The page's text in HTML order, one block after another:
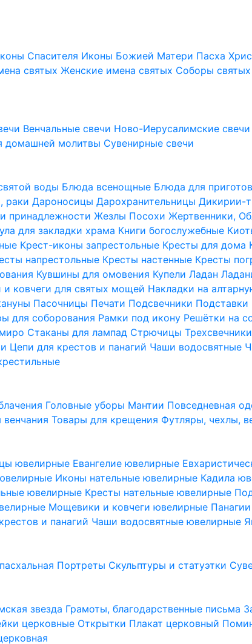
Спасителя Иконы Божией Матери Пасха
святыхЖенские имена святых Соборы святых
Венчальные свечи Ново-Иерусалимские свечи
домашней молитвы Сувенирные свечи
воды Блюда всенощные Блюда для
ракиДароносицыДарохранительницыДикирии-
принадлежностиЖезлы ПосохиЖертвенники,
для закладки храма Книги богослужебные
Крест-иконы запрестольные Кресты для дома
напрестольные Кресты настенные Кресты
Кувшины для омовения КупелиЛадан
ковчеги для святых мощей Накладки на
Пасочницы Печати Подсвечники Подставки
для соборования Рамки под икону Решётки на
Стаканы для лампад Стрючицы
Цепи для крестов и панагий Чаши водосвятные
Головные уборы Мантии Повседневная
венчанияТовары для крещения Футляры, чехлы,
ювелирные Евангелие ювелирные
Иконы нательные ювелирные Кадила
ювелирные Кресты нательные ювелирные
Мощевики и ковчеги ювелирные
и панагий Чаши водосвятные ювелирные
Портреты Скульптуры и статуэтки
звезда Грамоты, благодарственные письма
церковные Открытки Плакат церковный